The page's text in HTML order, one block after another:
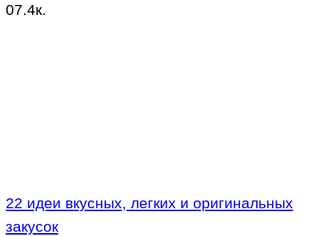
07.4к.
22 идеи вкусных, легких и оригинальных
закусок